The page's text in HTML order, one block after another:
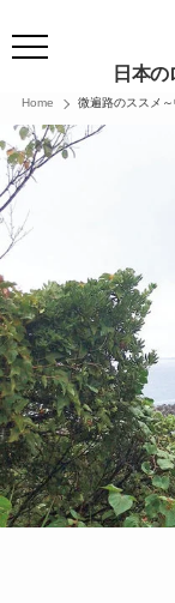
日本の
Home 微遍路のススメ～